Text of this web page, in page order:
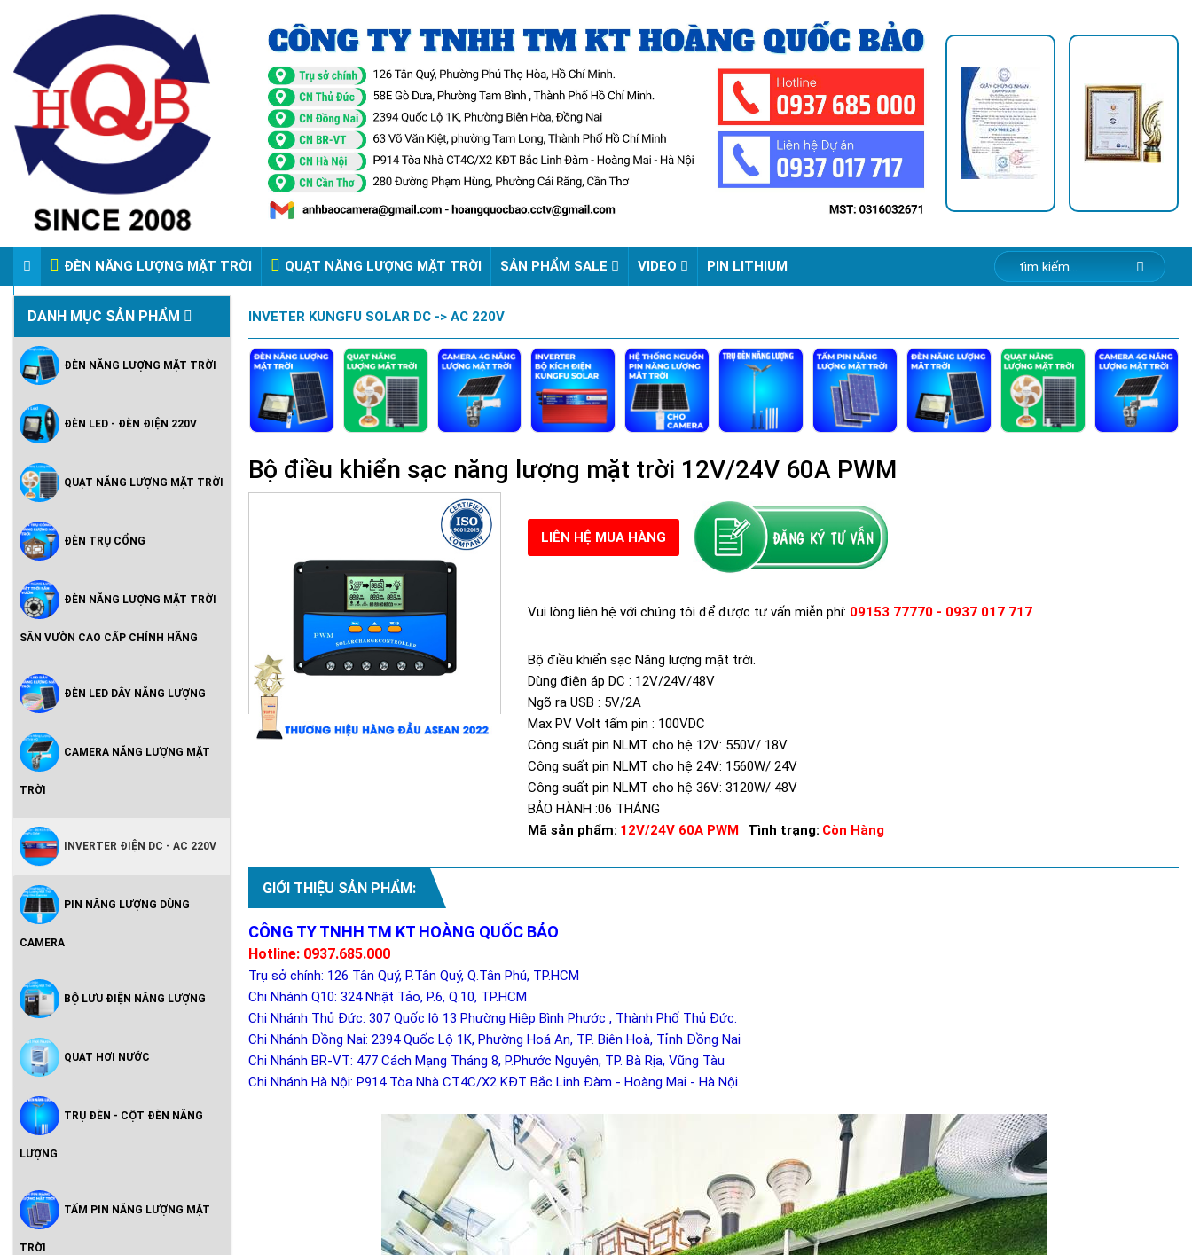
ĐÈN NĂNG LƯỢNG MẶT TRỜI QUẠT NĂNG LƯỢNG MẶT TRỜI SẢN PHẨM SALE VIDEO PIN LITHIUM
VIDEO ĐÈN PHA ĐIỆN 220V
DANH MỤC SẢN PHẨM
ĐÈN NĂNG LƯỢNG MẶT TRỜI
Vườn Cao Cấp Chính Hãng
ĐÈN LED - ĐÈN ĐIỆN 220V
Hoàng Quốc Bảo - Độ Sáng Cao,
QUẠT NĂNG LƯỢNG MẶT TRỜI
ĐÈN TRỤ CỔNG
ĐÈN NĂNG LƯỢNG MẶT TRỜI
SÂN VƯỜN CAO CẤP CHÍNH HÃNG
ĐÈN LED DÂY NĂNG LƯỢNG
CAMERA NĂNG LƯỢNG MẶT
TRỜI
INVERTER ĐIỆN DC - AC 220V
PIN NĂNG LƯỢNG DÙNG
CAMERA
BỘ LƯU ĐIỆN NĂNG LƯỢNG
QUẠT HƠI NƯỚC
TRỤ ĐÈN - CỘT ĐÈN NĂNG
LƯỢNG
TẤM PIN NĂNG LƯỢNG MẶT
TRỜI
INVETER KUNGFU SOLAR DC -> AC 220V
Bộ điều khiển sạc năng lượng mặt trời 12V/24V 60A PWM
LIÊN HỆ MUA HÀNG
Vui lòng liên hệ với chúng tôi để được tư vấn miễn phí: 09153 77770 - 0937 017 717
Bộ điều khiển sạc Năng lượng mặt trời.
Dùng điện áp DC : 12V/24V/48V
Ngõ ra USB : 5V/2A
Max PV Volt tấm pin : 100VDC
Công suất pin NLMT cho hệ 12V: 550V/ 18V
Công suất pin NLMT cho hệ 24V: 1560W/ 24V
Công suất pin NLMT cho hệ 36V: 3120W/ 48V
BẢO HÀNH :06 THÁNG
Mã sản phẩm: 12V/24V 60A PWM Tình trạng: Còn Hàng
GIỚI THIỆU SẢN PHẨM:
CÔNG TY TNHH TM KT HOÀNG QUỐC BẢO
Hotline: 0937.685.000
Trụ sở chính: 126 Tân Quý, P.Tân Quý, Q.Tân Phú, TP.HCM
Chi Nhánh Q10: 324 Nhật Tảo, P.6, Q.10, TP.HCM
Chi Nhánh Thủ Đức: 307 Quốc lộ 13 Phường Hiệp Bình Phước , Thành Phố Thủ Đức.
Chi Nhánh Đồng Nai: 2394 Quốc Lộ 1K, Phường Hoá An, TP. Biên Hoà, Tỉnh Đồng Nai
Chi Nhánh BR-VT: 477 Cách Mạng Tháng 8, P.Phước Nguyên, TP. Bà Rịa, Vũng Tàu
Chi Nhánh Hà Nội: P914 Tòa Nhà CT4C/X2 KĐT Bắc Linh Đàm - Hoàng Mai - Hà Nội.